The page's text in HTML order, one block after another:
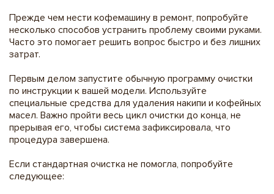
Прежде чем нести кофемашину в ремонт, попробуйте
несколько способов устранить проблему своими руками.
Часто это помогает решить вопрос быстро и без лишних
затрат.
Первым делом запустите обычную программу очистки
по инструкции к вашей модели. Используйте
специальные средства для удаления накипи и кофейных
масел. Важно пройти весь цикл очистки до конца, не
прерывая его, чтобы система зафиксировала, что
процедура завершена.
Если стандартная очистка не помогла, попробуйте
следующее: